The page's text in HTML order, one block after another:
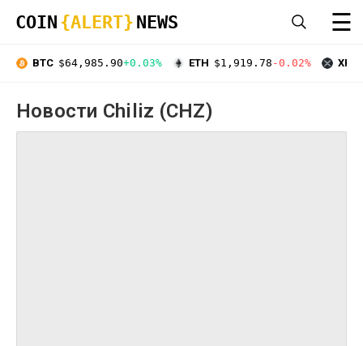
COIN {ALERT} NEWS ☰
BTC $64,985.90+0.03% ETH $1,919.78 -0.02% XRP
Новости Chiliz (CHZ)